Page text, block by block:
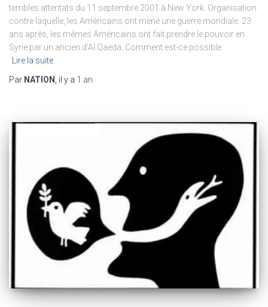
terribles attentats du 11 septembre 2001 à New York. Organisation
contre laquelle, les Américains ont mené une guerre mondiale. 23
ans après, les mêmes Américains ont fait prendre le pouvoir en
Syrie par un ancien d’Al Qaeda. Comment est-ce possible
Lire la suite
Par NATION , il y a 1 an